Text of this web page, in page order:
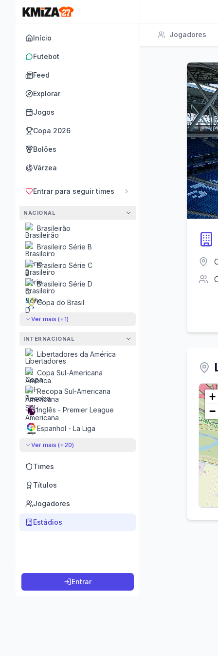
Início
Futebot
Feed
Explorar
Jogos
Copa 2026
Bolões
Várzea
Entrar para seguir times
NACIONAL
Brasileirão
Brasileiro Série B
Brasileiro Série C
Brasileiro Série D
Copa do Brasil
Ver mais (+1)
INTERNACIONAL
Libertadores da América
Copa Sul-Americana
Recopa Sul-Americana
Inglês - Premier League
Espanhol - La Liga
Ver mais (+20)
Times
Títulos
Jogadores
Estádios
Entrar
Jogadores
+
−